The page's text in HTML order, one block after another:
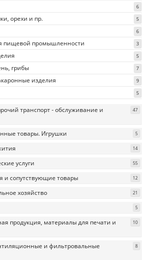
6
орехи и пр. 5
6
пищевой промышленности 3
5
грибы 7
изделия 9
5
транспорт - обслуживание и
47
товары. Игрушки 5
14
услуги 55
и сопутствующие товары 12
хозяйство 21
5
продукция, материалы для печати и
10
и фильтровальные
8